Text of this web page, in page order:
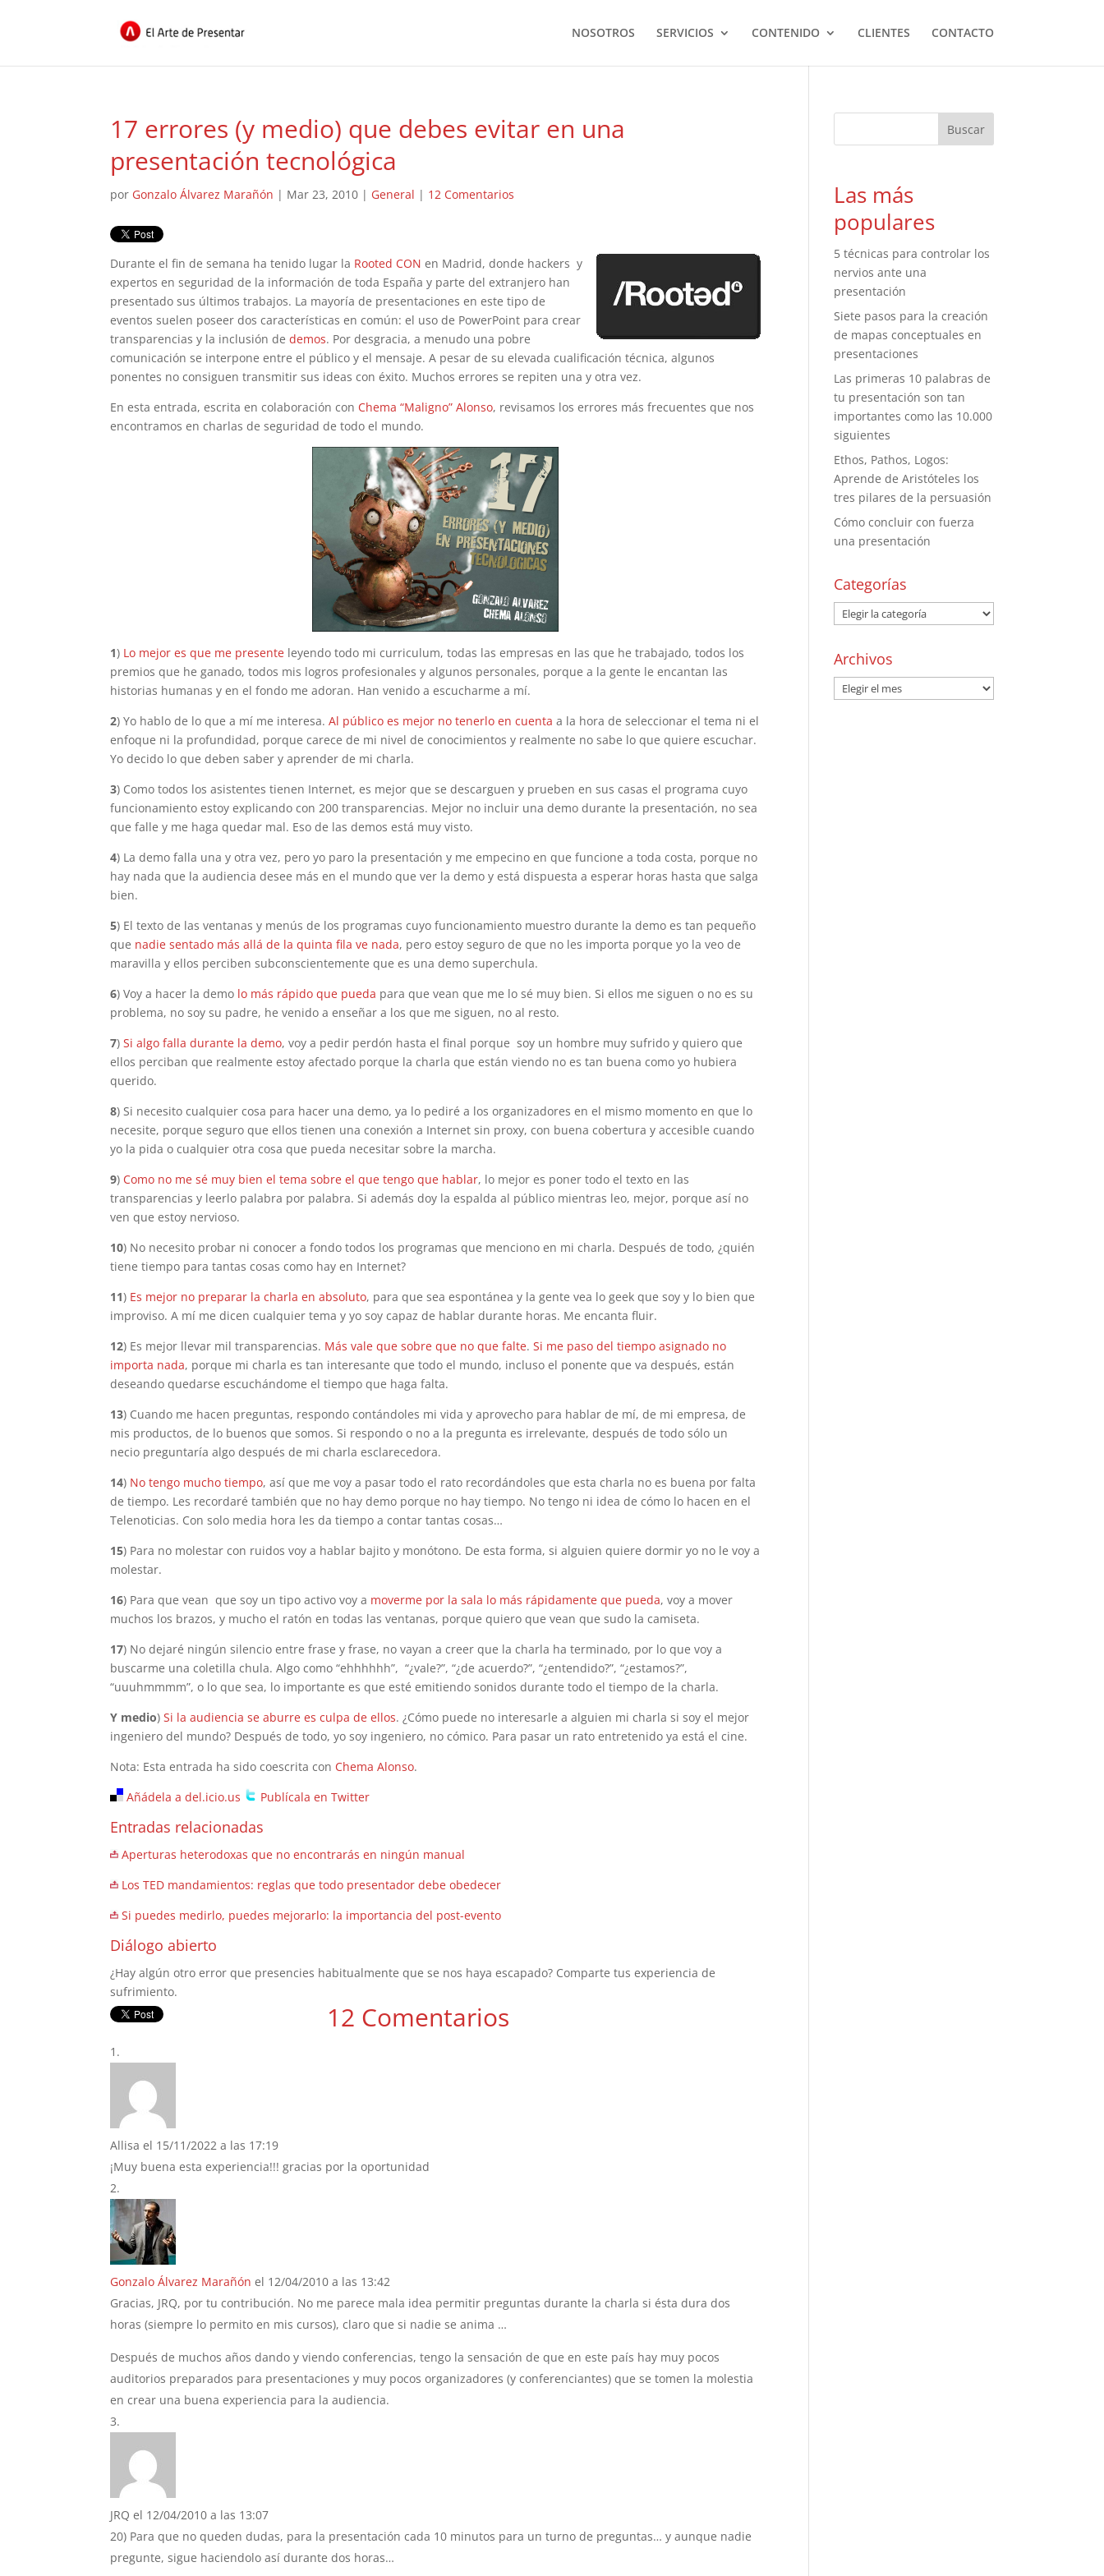
NOSOTROS SERVICIOS CONTENIDO CLIENTES CONTACTO
17 errores (y medio) que debes evitar en una
presentación tecnológica
por Gonzalo Álvarez Marañón | Mar 23, 2010 | General | 12 Comentarios
Durante el fin de semana ha tenido lugar la Rooted CON en Madrid, donde hackers y
expertos en seguridad de la información de toda España y parte del extranjero han
presentado sus últimos trabajos. La mayoría de presentaciones en este tipo de
eventos suelen poseer dos características en común: el uso de PowerPoint para crear
transparencias y la inclusión dedemos. Por desgracia, a menudo una pobre
comunicación se interpone entre el público y el mensaje. A pesar de su elevada cualificación técnica, algunos
ponentes no consiguen transmitir sus ideas con éxito. Muchos errores se repiten una y otra vez.
En esta entrada, escrita en colaboración con Chema “Maligno” Alonso, revisamos los errores más frecuentes que nos
encontramos en charlas de seguridad de todo el mundo.
1) Lo mejor es que me presente leyendo todo mi curriculum, todas las empresas en las que he trabajado, todos los
premios que he ganado, todos mis logros profesionales y algunos personales, porque a la gente le encantan las
historias humanas y en el fondo me adoran. Han venido a escucharme a mí.
2) Yo hablo de lo que a mí me interesa.Al público es mejor no tenerlo en cuenta a la hora de seleccionar el tema ni el
enfoque ni la profundidad, porque carece de mi nivel de conocimientos y realmente no sabe lo que quiere escuchar.
Yo decido lo que deben saber y aprender de mi charla.
3) Como todos los asistentes tienen Internet, es mejor que se descarguen y prueben en sus casas el programa cuyo
funcionamiento estoy explicando con 200 transparencias. Mejor no incluir una demo durante la presentación, no sea
que falle y me haga quedar mal. Eso de las demos está muy visto.
4) La demo falla una y otra vez, pero yo paro la presentación y me empecino en que funcione a toda costa, porque no
hay nada que la audiencia desee más en el mundo que ver la demo y está dispuesta a esperar horas hasta que salga
bien.
5) El texto de las ventanas y menús de los programas cuyo funcionamiento muestro durante la demo es tan pequeño
que nadie sentado más allá de la quinta fila ve nada, pero estoy seguro de que no les importa porque yo la veo de
maravilla y ellos perciben subconscientemente que es una demo superchula.
6) Voy a hacer la demo lo más rápido que pueda para que vean que me lo sé muy bien. Si ellos me siguen o no es su
problema, no soy su padre, he venido a enseñar a los que me siguen, no al resto.
7)Si algo falla durante la demo, voy a pedir perdón hasta el final porque soy un hombre muy sufrido y quiero que
ellos perciban que realmente estoy afectado porque la charla que están viendo no es tan buena como yo hubiera
querido.
8) Si necesito cualquier cosa para hacer una demo, ya lo pediré a los organizadores en el mismo momento en que lo
necesite, porque seguro que ellos tienen una conexión a Internet sin proxy, con buena cobertura y accesible cuando
yo la pida o cualquier otra cosa que pueda necesitar sobre la marcha.
9) Como no me sé muy bien el tema sobre el que tengo que hablar, lo mejor es poner todo el texto en las
transparencias y leerlo palabra por palabra. Si además doy la espalda al público mientras leo, mejor, porque así no
ven que estoy nervioso.
10) No necesito probar ni conocer a fondo todos los programas que menciono en mi charla. Después de todo, ¿quién
tiene tiempo para tantas cosas como hay en Internet?
11) Es mejor no preparar la charla en absoluto, para que sea espontánea y la gente vea lo geek que soy y lo bien que
improviso. A mí me dicen cualquier tema y yo soy capaz de hablar durante horas. Me encanta fluir.
12) Es mejor llevar mil transparencias. Más vale que sobre que no que falte.Si me paso del tiempo asignado no
importa nada, porque mi charla es tan interesante que todo el mundo, incluso el ponente que va después, están
deseando quedarse escuchándome el tiempo que haga falta.
13) Cuando me hacen preguntas, respondo contándoles mi vida y aprovecho para hablar de mí, de mi empresa, de
mis productos, de lo buenos que somos. Si respondo o no a la pregunta es irrelevante, después de todo sólo un
necio preguntaría algo después de mi charla esclarecedora.
14) No tengo mucho tiempo, así que me voy a pasar todo el rato recordándoles que esta charla no es buena por falta
de tiempo. Les recordaré también que no hay demo porque no hay tiempo. No tengo ni idea de cómo lo hacen en el
Telenoticias. Con solo media hora les da tiempo a contar tantas cosas…
15) Para no molestar con ruidos voy a hablar bajito y monótono. De esta forma, si alguien quiere dormir yo no le voy a
molestar.
16) Para que vean que soy un tipo activo voy a moverme por la sala lo más rápidamente que pueda, voy a mover
muchos los brazos, y mucho el ratón en todas las ventanas, porque quiero que vean que sudo la camiseta.
17) No dejaré ningún silencio entre frase y frase, no vayan a creer que la charla ha terminado, por lo que voy a
buscarme una coletilla chula. Algo como “ehhhhhh”, “¿vale?”, “¿de acuerdo?”, “¿entendido?”, “¿estamos?”,
“uuuhmmmm”, o lo que sea, lo importante es que esté emitiendo sonidos durante todo el tiempo de la charla.
Y medio)Si la audiencia se aburre es culpa de ellos. ¿Cómo puede no interesarle a alguien mi charla si soy el mejor
ingeniero del mundo? Después de todo, yo soy ingeniero, no cómico. Para pasar un rato entretenido ya está el cine.
Nota: Esta entrada ha sido coescrita con Chema Alonso.
Añádela a del.icio.us
Publícala en Twitter
Entradas relacionadas
Aperturas heterodoxas que no encontrarás en ningún manual
Los TED mandamientos: reglas que todo presentador debe obedecer
Si puedes medirlo, puedes mejorarlo: la importancia del post-evento
Diálogo abierto
¿Hay algún otro error que presencies habitualmente que se nos haya escapado? Comparte tus experiencia de
sufrimiento.
12 Comentarios
Allisa el 15/11/2022 a las 17:19
¡Muy buena esta experiencia!!! gracias por la oportunidad
Gonzalo Álvarez Marañón el 12/04/2010 a las 13:42
Gracias, JRQ, por tu contribución. No me parece mala idea permitir preguntas durante la charla si ésta dura dos
horas (siempre lo permito en mis cursos), claro que si nadie se anima …
Después de muchos años dando y viendo conferencias, tengo la sensación de que en este país hay muy pocos
auditorios preparados para presentaciones y muy pocos organizadores (y conferenciantes) que se tomen la molestia
en crear una buena experiencia para la audiencia.
JRQ el 12/04/2010 a las 13:07
20) Para que no queden dudas, para la presentación cada 10 minutos para un turno de preguntas… y aunque nadie
pregunte, sigue haciendolo así durante dos horas…
Las más
populares
5 técnicas para controlar los
nervios ante una
presentación
Siete pasos para la creación
de mapas conceptuales en
presentaciones
Las primeras 10 palabras de
tu presentación son tan
importantes como las 10.000
siguientes
Ethos, Pathos, Logos:
Aprende de Aristóteles los
tres pilares de la persuasión
Cómo concluir con fuerza
una presentación
Categorías
Archivos